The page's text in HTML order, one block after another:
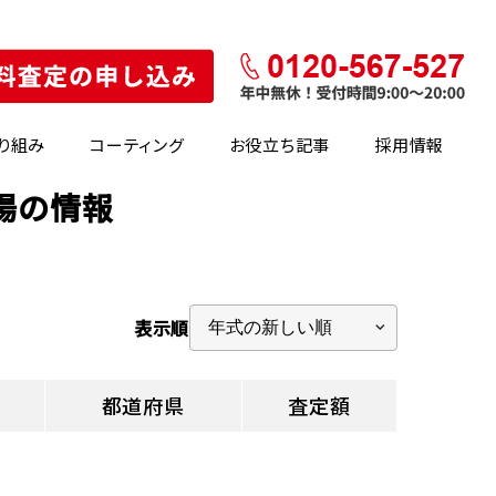
組み コーティング お役立ち記事 採用情報
の情報
表示順
都道府県 査定額